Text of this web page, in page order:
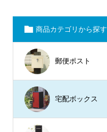
商品カテゴリから探す
郵便ポスト
宅配ボックス